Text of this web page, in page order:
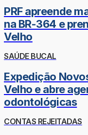
PRF apreende
na BR-364 e
Velho
SAÚDE BUCAL
Expedição
Velho e abre
odontológicas
CONTAS REJEITADAS